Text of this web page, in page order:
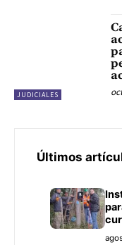
JUDICIALES
Últimos